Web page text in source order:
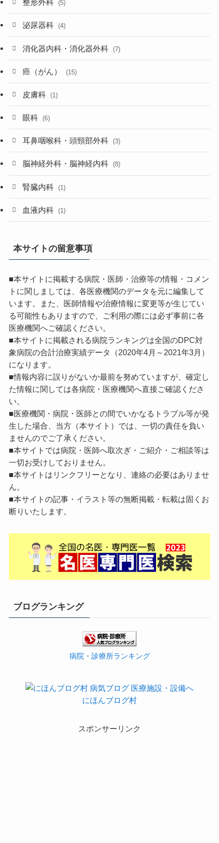
整形外科 (5)
泌尿器科 (4)
消化器内科・消化器外科 (7)
癌（がん） (15)
皮膚科 (1)
眼科 (6)
耳鼻咽喉科・頭頸部外科 (3)
脳神経外科・脳神経内科 (8)
腎臓内科 (1)
血液内科 (1)
本サイトの留意事項
■本サイトに掲載する病院・医師・治療等の情報・コメン
トに関しましては、各医療機関のデータを元に編集して
います。また、医師情報や治療情報に変更等が生じてい
る可能性もありますので、ご利用の際には必ず事前に各
医療機関へご確認ください。
■本サイトに掲載される病院ランキングは全国のDPC対
象病院の合計治療実績データ（2020年4月～2021年3月）
になります。
■情報内容に誤りがないか最前を努めていますが、確定し
た情報に関しては各病院・医療機関へ直接ご確認くださ
い。
■医療機関・病院・医師との間でいかなるトラブル等が発
生した場合、当方（本サイト）では、一切の責任を負い
ませんのでご了承ください。
■本サイトでは病院・医師へ取次ぎ・ご紹介・ご相談等は
一切お受けしておりません。
■本サイトはリンクフリーとなり、連絡の必要はありませ
ん。
■本サイトの記事・イラスト等の無断掲載・転載は固くお
断りいたします。
ブログランキング
病院・診療所ランキング
にほんブログ村
スポンサーリンク